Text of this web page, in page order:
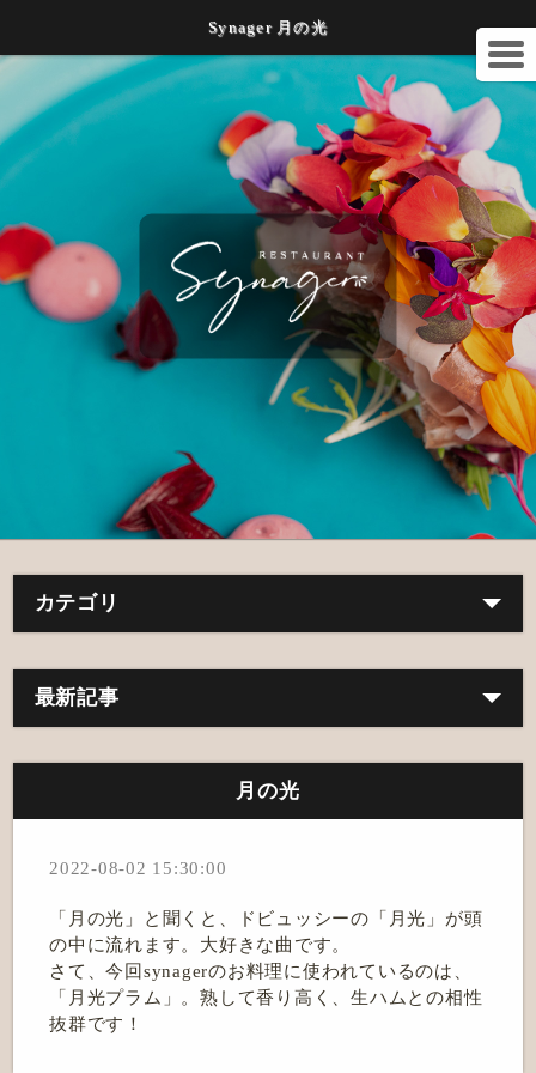
Synager 月の光
カテゴリ
最新記事
月の光
2022-08-02 15:30:00
「月の光」と聞くと、ドビュッシーの「月光」が頭
の中に流れます。大好きな曲です。
さて、今回synagerのお料理に使われているのは、
「月光プラム」。熟して香り高く、生ハムとの相性
抜群です！